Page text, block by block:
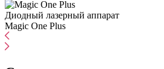
Диодный лазерный аппарат
Magic One Plus